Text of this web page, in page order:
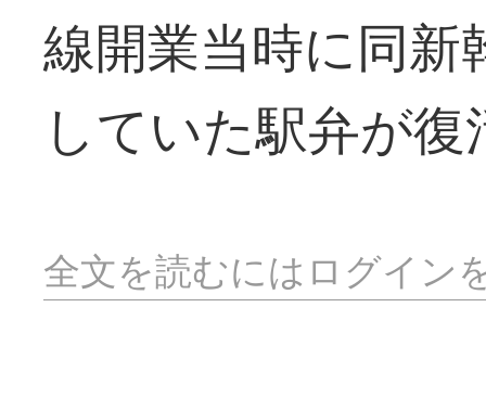
線開業当時に同新
していた駅弁が復
全文を読むにはログイン